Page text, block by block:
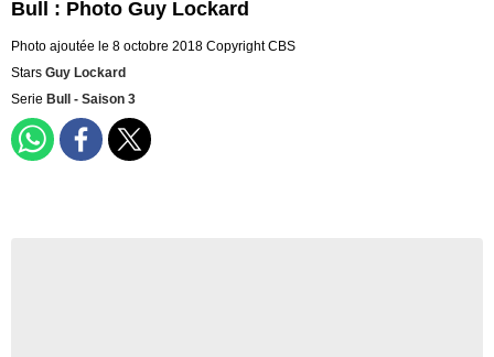
Bull : Photo Guy Lockard
Photo ajoutée le 8 octobre 2018 Copyright CBS
Stars Guy Lockard
Serie Bull - Saison 3